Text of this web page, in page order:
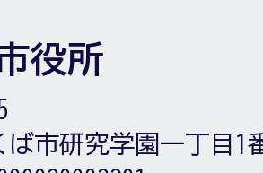
役所
ば市研究学園一丁目1